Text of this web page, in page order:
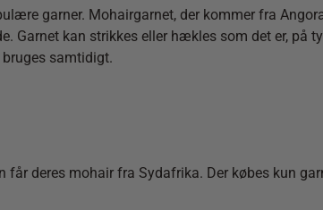
garner. Mohairgarnet, der kommer fra
Garnet kan strikkes eller hækles som det er,
samtidigt.
deres mohair fra Sydafrika. Der købes kun